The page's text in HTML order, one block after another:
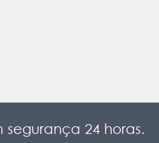
24 horas.